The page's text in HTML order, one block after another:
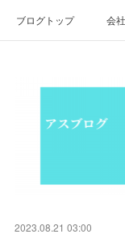
ブログトップ 会
2023.08.21 03:00